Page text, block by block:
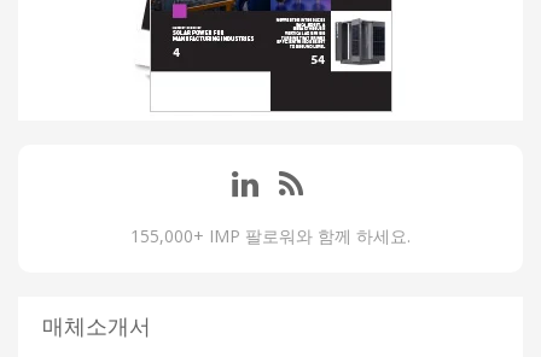
155,000+ IMP 팔로워와 함께 하세요.
매체소개서